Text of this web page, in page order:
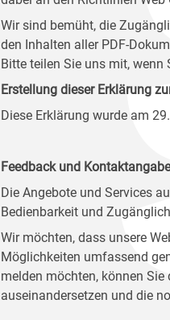
Wir sind bemüht, die
den Inhalten aller PDF-
Bitte teilen Sie uns mit, wenn
Erstellung dieser Erklärung
Diese Erklärung wurde am
Feedback und
Die Angebote und Services
Bedienbarkeit und
Wir möchten, dass unsere
Möglichkeiten umfassend
melden möchten, können Sie
auseinandersetzen und die